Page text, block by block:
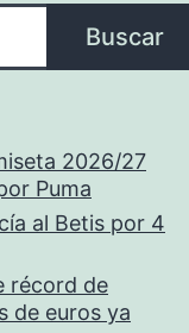
Buscar
2026/27
Puma
al Betis por 4
récord de
de euros ya